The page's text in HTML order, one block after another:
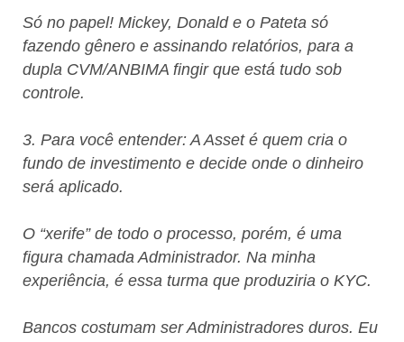
Só no papel! Mickey, Donald e o Pateta só
fazendo gênero e assinando relatórios, para a
dupla CVM/ANBIMA fingir que está tudo sob
controle.
3. Para você entender: A Asset é quem cria o
fundo de investimento e decide onde o dinheiro
será aplicado.
O “xerife” de todo o processo, porém, é uma
figura chamada Administrador. Na minha
experiência, é essa turma que produziria o KYC.
Bancos costumam ser Administradores duros. Eu